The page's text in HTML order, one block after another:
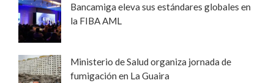
Bancamiga eleva sus estándares globales en
la FIBA AML
Ministerio de Salud organiza jornada de
fumigación en La Guaira